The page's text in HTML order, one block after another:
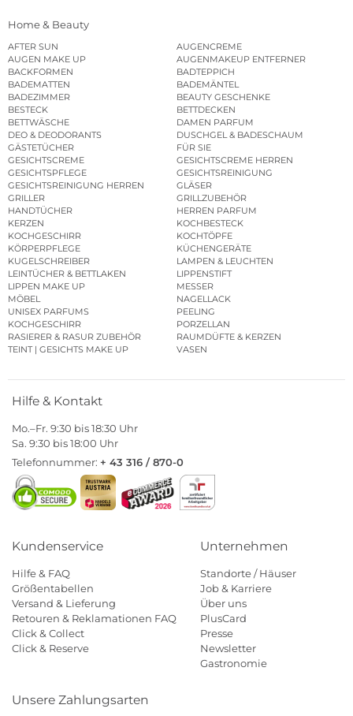
Home & Beauty
AFTER SUN
AUGENCREME
AUGEN MAKE UP
AUGENMAKEUP ENTFERNER
BACKFORMEN
BADTEPPICH
BADEMATTEN
BADEMÄNTEL
BADEZIMMER
BEAUTY GESCHENKE
BESTECK
BETTDECKEN
BETTWÄSCHE
DAMEN PARFUM
DEO & DEODORANTS
DUSCHGEL & BADESCHAUM
GÄSTETÜCHER
FÜR SIE
GESICHTSCREME
GESICHTSCREME HERREN
GESICHTSPFLEGE
GESICHTSREINIGUNG
GESICHTSREINIGUNG HERREN
GLÄSER
GRILLER
GRILLZUBEHÖR
HANDTÜCHER
HERREN PARFUM
KERZEN
KOCHBESTECK
KOCHGESCHIRR
KOCHTÖPFE
KÖRPERPFLEGE
KÜCHENGERÄTE
KUGELSCHREIBER
LAMPEN & LEUCHTEN
LEINTÜCHER & BETTLAKEN
LIPPENSTIFT
LIPPEN MAKE UP
MESSER
MÖBEL
NAGELLACK
UNISEX PARFUMS
PEELING
KOCHGESCHIRR
PORZELLAN
RASIERER & RASUR ZUBEHÖR
RAUMDÜFTE & KERZEN
TEINT | GESICHTS MAKE UP
VASEN
Hilfe & Kontakt
Mo.–Fr. 9:30 bis 18:30 Uhr
Sa. 9:30 bis 18:00 Uhr
Telefonnummer: + 43 316 / 870-0
Kundenservice
Hilfe & FAQ
Größentabellen
Versand & Lieferung
Retouren & Reklamationen FAQ
Click & Collect
Click & Reserve
Unternehmen
Standorte / Häuser
Job & Karriere
Über uns
PlusCard
Presse
Newsletter
Gastronomie
Unsere Zahlungsarten